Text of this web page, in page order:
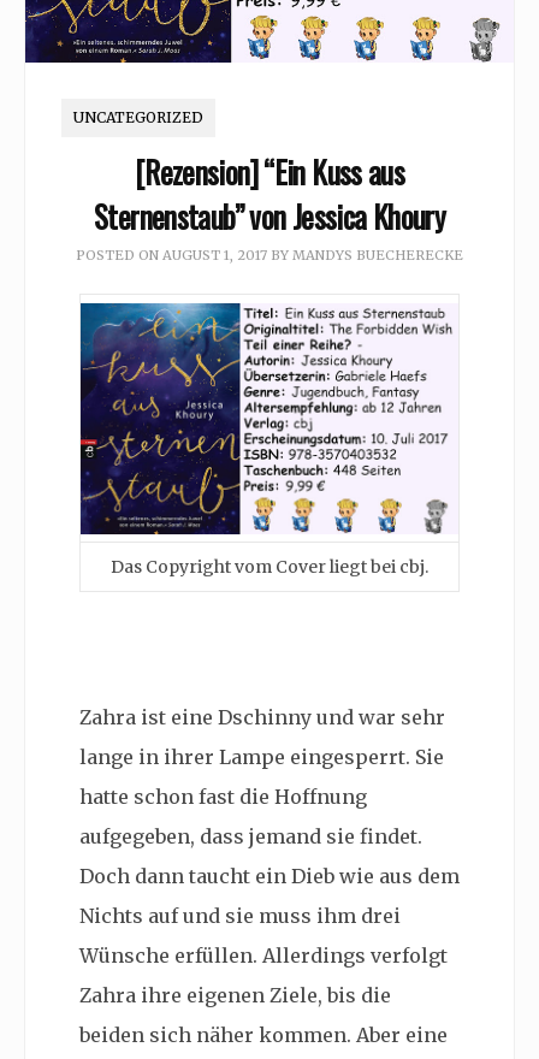
UNCATEGORIZED
[Rezension] “Ein Kuss aus
Sternenstaub” von Jessica Khoury
POSTED ON AUGUST 1, 2017 BY MANDYS BUECHERECKE
Das Copyright vom Cover liegt bei cbj.
Zahra ist eine Dschinny und war sehr
lange in ihrer Lampe eingesperrt. Sie
hatte schon fast die Hoffnung
aufgegeben, dass jemand sie findet.
Doch dann taucht ein Dieb wie aus dem
Nichts auf und sie muss ihm drei
Wünsche erfüllen. Allerdings verfolgt
Zahra ihre eigenen Ziele, bis die
beiden sich näher kommen. Aber eine